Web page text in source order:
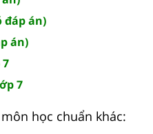
đáp án)
án)
7
học chuẩn khác: